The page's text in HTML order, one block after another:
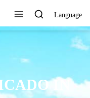
Language
IN